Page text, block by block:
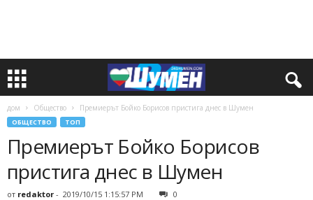
дом Общество Премиерът Бойко Борисов пристига днес в Шумен
ОБЩЕСТВО ТОП
Премиерът Бойко Борисов
пристига днес в Шумен
от redaktor - 2019/10/15 1:15:57 PM 0